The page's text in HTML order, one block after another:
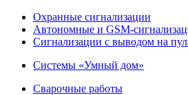
Охранные сигнализации
Автономные и GSM-
Сигнализации с выводом на
Системы «Умный дом»
Сварочные работы